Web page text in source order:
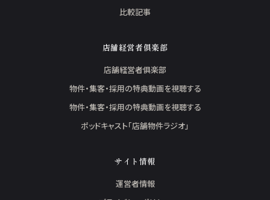
比較記事
店舗経営者俱楽部
店舗経営者俱楽部
物件・集客・採用の特典動画を視聴する
物件・集客・採用の特典動画を視聴する
ポッドキャスト「店舗物件ラジオ」
サイト情報
運営者情報